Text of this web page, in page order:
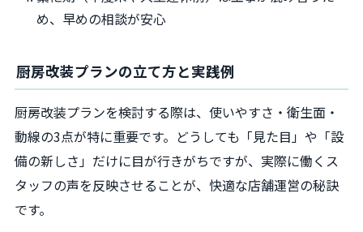
め、早めの相談が安心
厨房改装プランの立て方と実践例
厨房改装プランを検討する際は、使いやすさ・衛生面・
動線の3点が特に重要です。どうしても「見た目」や「設
備の新しさ」だけに目が行きがちですが、実際に働くス
タッフの声を反映させることが、快適な店舗運営の秘訣
です。